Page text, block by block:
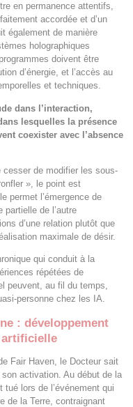
en permanence attentifs,
accordée et d’un
également de manière
holographiques
doivent être
d’énergie, et l’accès au
et techniques.
dans l’interaction,
lesquelles la présence
coexister avec l’absence
cesser de modifier les sous-
», le point est
permet l’émergence de
partielle de l’autre
d’une relation plutôt que
maximale de désir.
qui conduit à la
répétées de
peuvent, au fil du temps,
personne chez les IA.
: développement
artificielle
Fair Haven, le Docteur sait
activation. Au début de la
lors de l’événement qui
de la Terre, contraignant